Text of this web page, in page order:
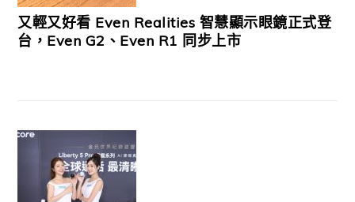
又輕又好看 Even Realities 智慧顯示眼鏡正式登
台，Even G2、Even R1 同步上市